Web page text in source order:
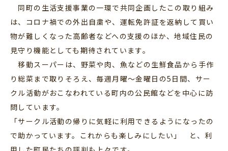
同町の生活支援事業の一環で共同企画したこの取り組み
は、コロナ禍での外出自粛や、運転免許証を返納して買い
物が難しくなった高齢者などへの支援のほか、地域住民の
見守り機能としても期待されています。
移動スーパーは、野菜や肉、魚などの生鮮食品から手作
り総菜まで取りそろえ、毎週月曜〜金曜日の5日間、サー
クル活動がおこなわれている町内の公民館などを中心に訪
問しています。
「サークル活動の帰りに気軽に利用できるようになったの
で助かっています。これからも楽しみにしたい」 と、利